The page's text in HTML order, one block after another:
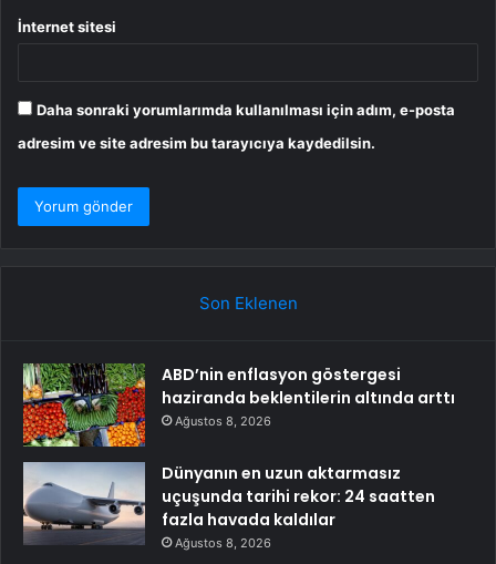
İnternet sitesi
Daha sonraki yorumlarımda kullanılması için adım, e-posta
adresim ve site adresim bu tarayıcıya kaydedilsin.
Son Eklenen
ABD’nin enflasyon göstergesi
haziranda beklentilerin altında arttı
Ağustos 8, 2026
Dünyanın en uzun aktarmasız
uçuşunda tarihi rekor: 24 saatten
fazla havada kaldılar
Ağustos 8, 2026